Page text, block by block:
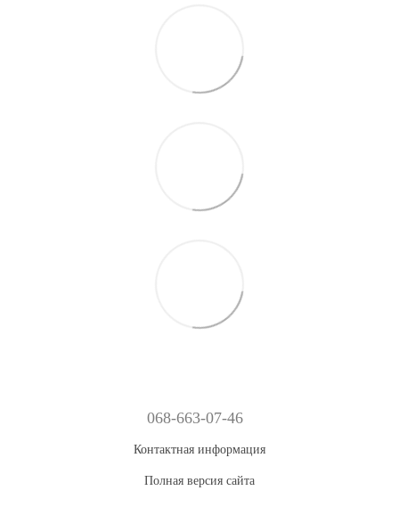
068-663-07-46
Контактная информация
Полная версия сайта